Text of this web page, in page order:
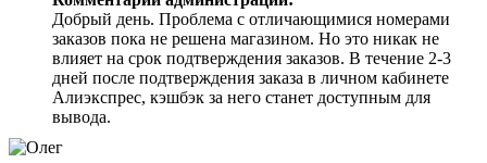
Добрый день. Проблема с отличающимися номерами
заказов пока не решена магазином. Но это никак не
влияет на срок подтверждения заказов. В течение 2-3
дней после подтверждения заказа в личном кабинете
Алиэкспрес, кэшбэк за него станет доступным для
вывода.